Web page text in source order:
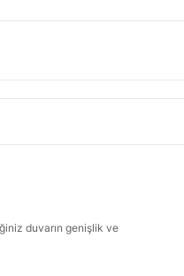
duvarın genişlik ve